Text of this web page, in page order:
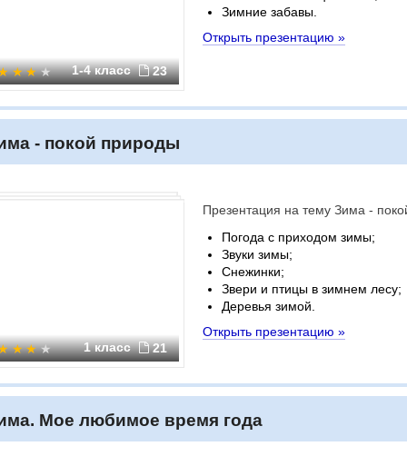
1-4 класс 23
Зимние забавы.
Открыть презентацию »
- покой природы
1 класс 21
Презентация на тему Зима -
Погода с приходом зимы;
Звуки зимы;
Снежинки;
Звери и птицы в зимнем лесу;
Деревья зимой.
Открыть презентацию »
Мое любимое время года